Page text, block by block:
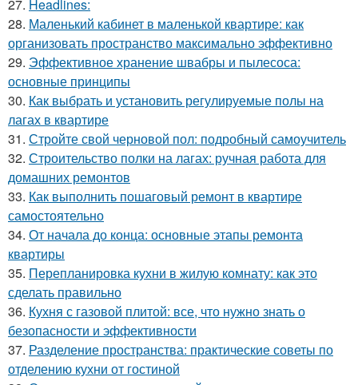
27. Headlines:
28. Маленький кабинет в маленькой квартире: как
организовать пространство максимально эффективно
29. Эффективное хранение швабры и пылесоса:
основные принципы
30. Как выбрать и установить регулируемые полы на
лагах в квартире
31. Стройте свой черновой пол: подробный самоучитель
32. Строительство полки на лагах: ручная работа для
домашних ремонтов
33. Как выполнить пошаговый ремонт в квартире
самостоятельно
34. От начала до конца: основные этапы ремонта
квартиры
35. Перепланировка кухни в жилую комнату: как это
сделать правильно
36. Кухня с газовой плитой: все, что нужно знать о
безопасности и эффективности
37. Разделение пространства: практические советы по
отделению кухни от гостиной